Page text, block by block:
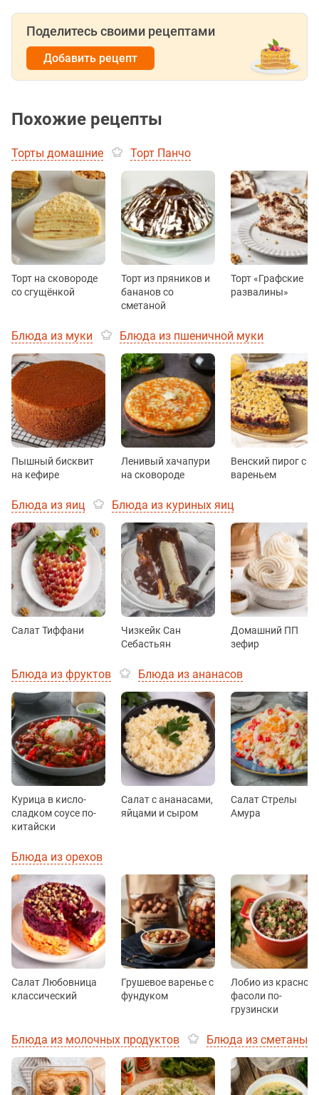
Поделитесь своими рецептами
Добавить рецепт
Похожие рецепты
Торты домашние Торт Панчо
Торт на сковороде
со сгущёнкой
Торт из пряников и
бананов со
сметаной
Торт «Графские
развалины»
Блюда из муки Блюда из пшеничной муки
Пышный бисквит
на кефире
Ленивый хачапури
на сковороде
Венский пирог с
вареньем
Блюда из яиц Блюда из куриных яиц
Салат Тиффани
Чизкейк Сан
Себастьян
Домашний ПП
зефир
Блюда из фруктов Блюда из ананасов
Курица в кисло-
сладком соусе по-
китайски
Салат с ананасами,
яйцами и сыром
Салат Стрелы
Амура
Блюда из орехов
Салат Любовница
классический
Грушевое варенье с
фундуком
Лобио из красной
фасоли по-
грузински
Блюда из молочных продуктов Блюда из сметаны